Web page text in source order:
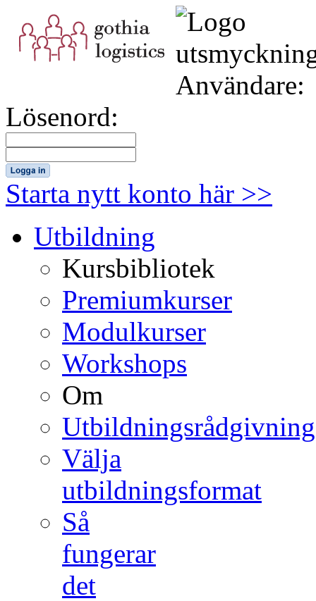
Användare:
Lösenord:
Starta nytt konto här >>
Utbildning
Kursbibliotek
Premiumkurser
Modulkurser
Workshops
Om
Utbildningsrådgivning
Välja
utbildningsformat
Så
fungerar
det